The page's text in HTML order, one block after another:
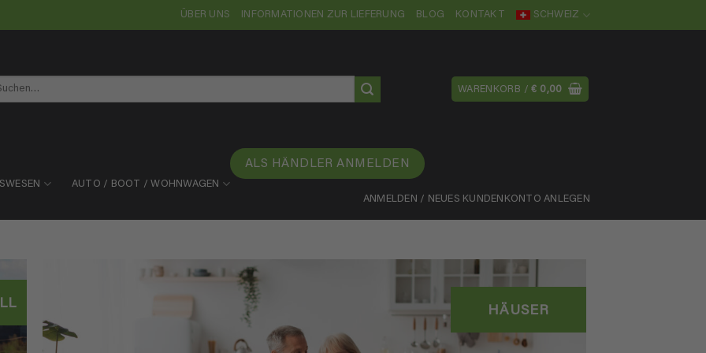
ÜBER UNS INFORMATIONEN ZUR LIEFERUNG BLOG KONTAKT SCHWEIZ
WARENKORB /€ 0,00
AUTO / BOOT / WOHNWAGEN
ALS HÄNDLER ANMELDEN
ANMELDEN / NEUES KUNDENKONTO ANLEGEN
HÄUSER